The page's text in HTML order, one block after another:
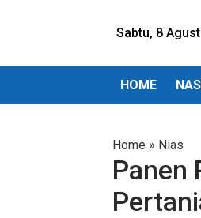
Sabtu, 8
HOME
Home » Nias
Panen